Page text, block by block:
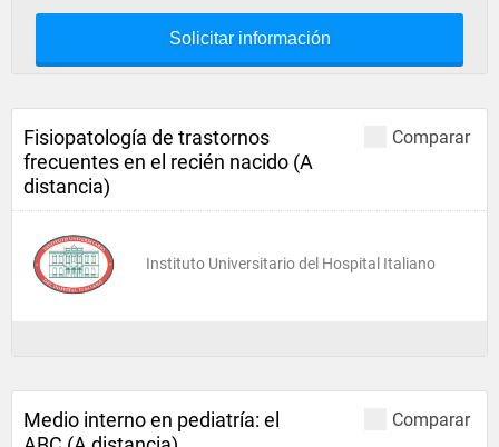
Solicitar información
Comparar
Fisiopatología de trastornos
frecuentes en el recién nacido (A
distancia)
Instituto Universitario del Hospital Italiano
Comparar
Medio interno en pediatría: el